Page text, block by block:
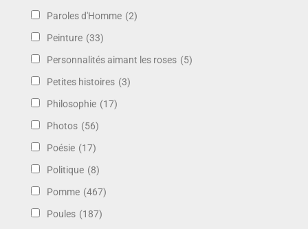
Paroles d'Homme (2)
Peinture (33)
Personnalités aimant les roses (5)
Petites histoires (3)
Philosophie (17)
Photos (56)
Poésie (17)
Politique (8)
Pomme (467)
Poules (187)